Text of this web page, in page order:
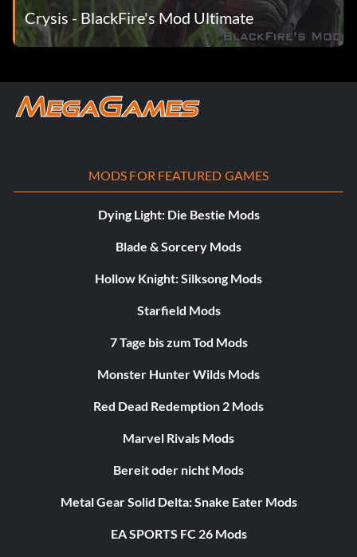
Crysis - BlackFire's Mod Ultimate
MODS FOR FEATURED GAMES
Dying Light: Die Bestie Mods
Blade & Sorcery Mods
Hollow Knight: Silksong Mods
Starfield Mods
7 Tage bis zum Tod Mods
Monster Hunter Wilds Mods
Red Dead Redemption 2 Mods
Marvel Rivals Mods
Bereit oder nicht Mods
Metal Gear Solid Delta: Snake Eater Mods
EA SPORTS FC 26 Mods